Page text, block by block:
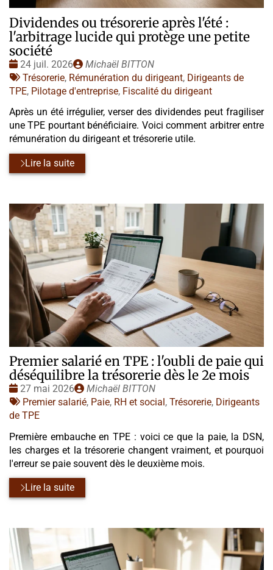
Dividendes ou trésorerie après l'été :
l'arbitrage lucide qui protège une petite
société
Date
:
24 juil. 2026
Publié
par
Michaël BITTON
Tags
:
Trésorerie, Rémunération du dirigeant, Dirigeants de
TPE, Pilotage d'entreprise, Fiscalité du dirigeant
Après un été irrégulier, verser des dividendes peut fragiliser
une TPE pourtant bénéficiaire. Voici comment arbitrer entre
rémunération du dirigeant et trésorerie utile.
Lire la suite
Premier salarié en TPE : l'oubli de paie qui
déséquilibre la trésorerie dès le 2e mois
Date
:
27 mai 2026
Publié
par
Michaël BITTON
Tags
:
Premier salarié, Paie, RH et social , Trésorerie, Dirigeants
de TPE
Première embauche en TPE : voici ce que la paie, la DSN,
les charges et la trésorerie changent vraiment, et pourquoi
l'erreur se paie souvent dès le deuxième mois.
Lire la suite